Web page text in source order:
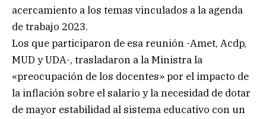
acercamiento a los temas vinculados a la agenda
de trabajo 2023.
Los que participaron de esa reunión -Amet, Acdp,
MUD y UDA-, trasladaron a la Ministra la
«preocupación de los docentes» por el impacto de
la inflación sobre el salario y la necesidad de dotar
de mayor estabilidad al sistema educativo con un